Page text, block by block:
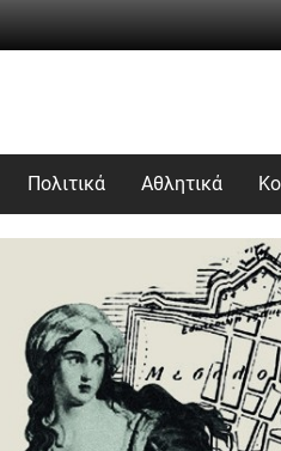
Πολιτικά Αθλητικά